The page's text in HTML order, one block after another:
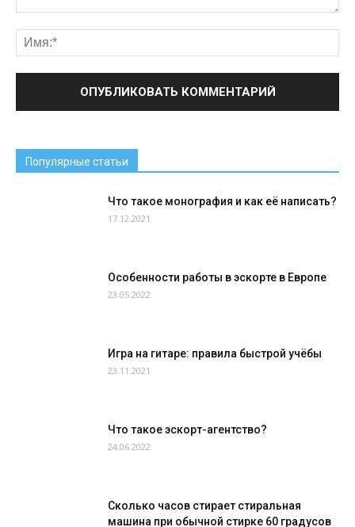
Популярные статьи
Что такое монография и как её написать?
17.12.2021
Особенности работы в эскорте в Европе
23.05.2022
Игра на гитаре: правила быстрой учёбы
23.11.2021
Что такое эскорт-агентство?
24.06.2022
Сколько часов стирает стиральная
машина при обычной стирке 60 градусов